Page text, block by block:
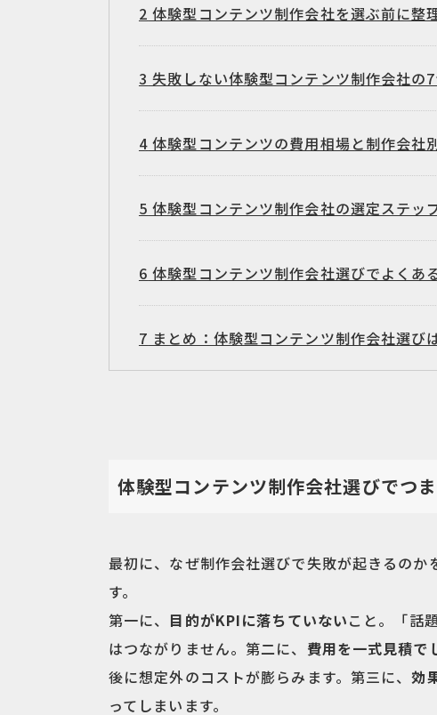
2 体験型コンテンツ制作会社を選ぶ前に整
3 失敗しない体験型コンテンツ制作会社の
4 体験型コンテンツの費用相場と制作会社
5 体験型コンテンツ制作会社の選定ステッ
6 体験型コンテンツ制作会社選びでよくあ
7 まとめ：体験型コンテンツ制作会社選び
体験型コンテンツ制作会社選びでつ
最初に、なぜ制作会社選びで失敗が起きるの
す。
第一に、 目的がKPIに落ちていないこと。「話
はつながりません。第二に、 費用を一式見積で
後に想定外のコストが膨らみます。第三に、効
ってしまいます。